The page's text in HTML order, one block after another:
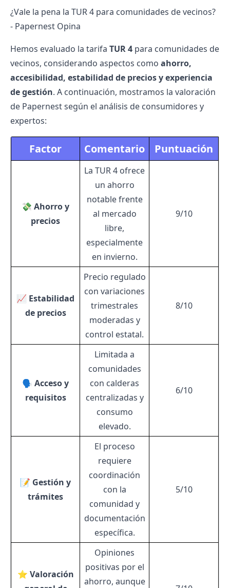
¿Vale la pena la TUR 4 para comunidades de vecinos?
- Papernest Opina
Hemos evaluado la tarifa TUR 4 para comunidades de
vecinos, considerando aspectos como ahorro,
accesibilidad, estabilidad de precios y experiencia
de gestión. A continuación, mostramos la valoración
de Papernest según el análisis de consumidores y
expertos:
Factor Comentario Puntuación
💸 Ahorro y
precios
La TUR 4 ofrece
un ahorro
notable frente
al mercado
libre,
especialmente
en invierno.
9/10
📈 Estabilidad
de precios
Precio regulado
con variaciones
trimestrales
moderadas y
control estatal.
8/10
🗣 Acceso y
requisitos
Limitada a
comunidades
con calderas
centralizadas y
consumo
elevado.
6/10
📝 Gestión y
trámites
El proceso
requiere
coordinación
con la
comunidad y
documentación
específica.
5/10
⭐ Valoración
Opiniones
positivas por el
ahorro, aunque